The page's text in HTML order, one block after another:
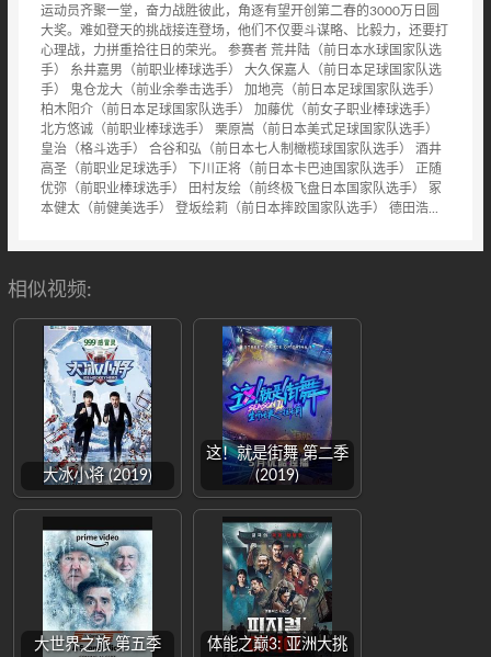
运动员齐聚一堂，奋力战胜彼此，角逐有望开创第二春的3000万日圆
大奖。难如登天的挑战接连登场，他们不仅要斗谋略、比毅力，还要打
心理战，力拼重拾往日的荣光。 参赛者 荒井陆（前日本水球国家队选
手） 糸井嘉男（前职业棒球选手） 大久保嘉人（前日本足球国家队选
手） 鬼仓龙大（前业余拳击选手） 加地亮（前日本足球国家队选手）
柏木阳介（前日本足球国家队选手） 加藤优（前女子职业棒球选手）
北方悠诚（前职业棒球选手） 栗原嵩（前日本美式足球国家队选手）
皇治（格斗选手） 合谷和弘（前日本七人制橄榄球国家队选手） 酒井
高圣（前职业足球选手） 下川正将（前日本卡巴迪国家队选手） 正随
优弥（前职业棒球选手） 田村友绘（前终极飞盘日本国家队选手） 冢
本健太（前健美选手） 登坂绘莉（前日本摔跤国家队选手） 德田浩...
相似视频:
大冰小将 (2019)
这！就是街舞 第二季
(2019)
大世界之旅 第五季 体能之巅3: 亚洲大挑